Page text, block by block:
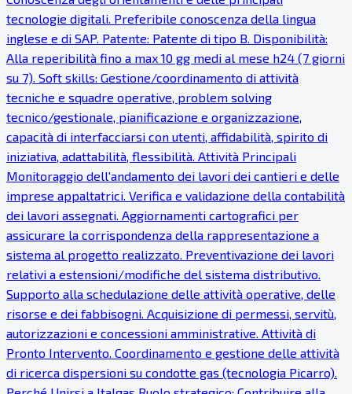
tecnologie digitali. Preferibile conoscenza della lingua
inglese e di SAP. Patente: Patente di tipo B. Disponibilità:
Alla reperibilità fino a max 10 gg medi al mese h24 (7 giorni
su 7). Soft skills: Gestione/coordinamento di attività
tecniche e squadre operative, problem solving
tecnico/gestionale, pianificazione e organizzazione,
capacità di interfacciarsi con utenti, affidabilità, spirito di
iniziativa, adattabilità, flessibilità. Attività Principali
Monitoraggio dell'andamento dei lavori dei cantieri e delle
imprese appaltatrici. Verifica e validazione della contabilità
dei lavori assegnati. Aggiornamenti cartografici per
assicurare la corrispondenza della rappresentazione a
sistema al progetto realizzato. Preventivazione dei lavori
relativi a estensioni/modifiche del sistema distributivo.
Supporto alla schedulazione delle attività operative, delle
risorse e dei fabbisogni. Acquisizione di permessi, servitù,
autorizzazioni e concessioni amministrative. Attività di
Pronto Intervento. Coordinamento e gestione delle attività
di ricerca dispersioni su condotte gas (tecnologia Picarro).